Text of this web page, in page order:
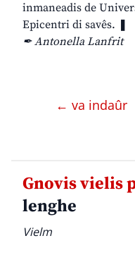
inmaneadis de
Epicentri di savês. ❚
✒ Antonella Lanfrit
← va indaûr
Gnovis vielis
lenghe
Vielm